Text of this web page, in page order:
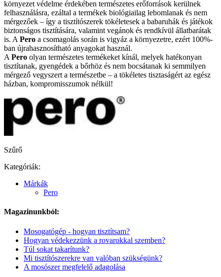
környezet védelme érdekében természetes erőforrások kerülnek
felhasználásra, ezáltal a termékek biológiailag lebomlanak és nem
mérgezőek – így a tisztítószerek tökéletesek a babaruhák és játékok
biztonságos tisztítására, valamint vegánok és rendkívül állatbarátak
is. A Pero a csomagolás során is vigyáz a környezetre, ezért 100%-
ban újrahasznosítható anyagokat használ.
A Pero olyan természetes termékeket kínál, melyek hatékonyan
tisztítanak, gyengédek a bőrhöz és nem bocsátanak ki semmilyen
mérgező vegyszert a természetbe – a tökéletes tisztaságért az egész
házban, kompromisszumok nélkül!
Szűrő
Kategóriák:
Márkák
Pero
Magazinunkból:
Mosogatógép - hogyan tisztítsam?
Hogyan védekezzünk a rovarokkal szemben?
Túl sokat takarítunk?
Mi tisztítószerekre van valóban szükségünk?
A mosószer megfelelő adagolása